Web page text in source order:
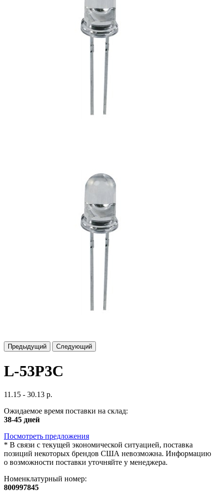
Предыдущий Следующий
L-53P3C
11.15 - 30.13 р.
Ожидаемое время поставки на склад:
38-45 дней
Посмотреть предложения
* В связи с текущей экономической ситуацией, поставка
позиций некоторых брендов США невозможна. Информацию
о возможности поставки уточняйте у менеджера.
Номенклатурный номер:
800997845